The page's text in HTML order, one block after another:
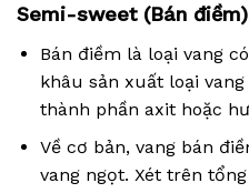
Semi-sweet (Bán
Bán điềm là loại vang
khâu sản xuất loại
thành phần axit hoặc
Về cơ bản, vang bán
vang ngọt. Xét trên